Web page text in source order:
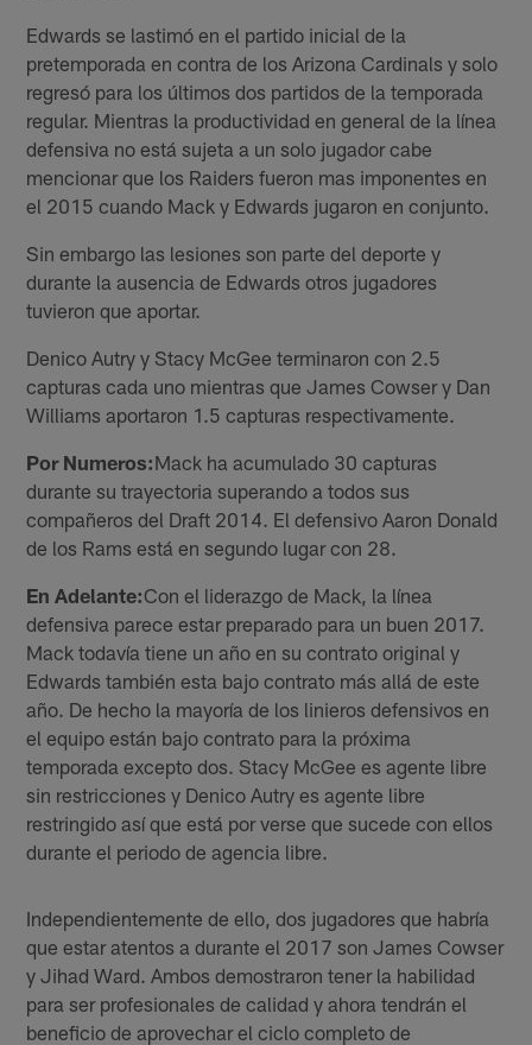
Edwards se lastimó en el partido inicial de la
pretemporada en contra de los Arizona Cardinals y solo
regresó para los últimos dos partidos de la temporada
regular. Mientras la productividad en general de la línea
defensiva no está sujeta a un solo jugador cabe
mencionar que los Raiders fueron mas imponentes en
el 2015 cuando Mack y Edwards jugaron en conjunto.
Sin embargo las lesiones son parte del deporte y
durante la ausencia de Edwards otros jugadores
tuvieron que aportar.
Denico Autry y Stacy McGee terminaron con 2.5
capturas cada uno mientras que James Cowser y Dan
Williams aportaron 1.5 capturas respectivamente.
Por Numeros:Mack ha acumulado 30 capturas
durante su trayectoria superando a todos sus
compañeros del Draft 2014. El defensivo Aaron Donald
de los Rams está en segundo lugar con 28.
En Adelante:Con el liderazgo de Mack, la línea
defensiva parece estar preparado para un buen 2017.
Mack todavía tiene un año en su contrato original y
Edwards también esta bajo contrato más allá de este
año. De hecho la mayoría de los linieros defensivos en
el equipo están bajo contrato para la próxima
temporada excepto dos. Stacy McGee es agente libre
sin restricciones y Denico Autry es agente libre
restringido así que está por verse que sucede con ellos
durante el periodo de agencia libre.
Independientemente de ello, dos jugadores que habría
que estar atentos a durante el 2017 son James Cowser
y Jihad Ward. Ambos demostraron tener la habilidad
para ser profesionales de calidad y ahora tendrán el
beneficio de aprovechar el ciclo completo de